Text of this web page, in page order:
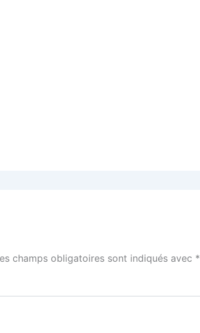
champs obligatoires sont indiqués avec *